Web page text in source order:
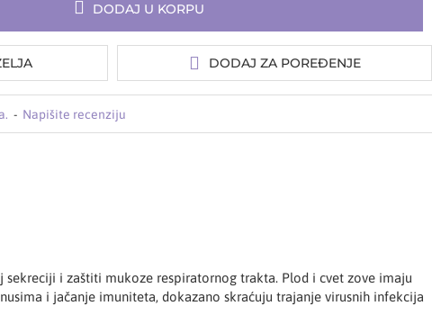
- Napišite recenziju
DODAJ U KORPU
DODAJ ZA POREĐENJE
i zaštiti mukoze respiratornog trakta. Plod i cvet zove imaju
i jačanje imuniteta, dokazano skraćuju trajanje virusnih infekcija